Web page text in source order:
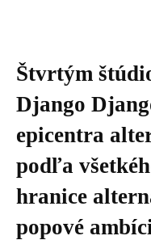
Štvrtým
Django
epicentra
podľa
hranice
popové